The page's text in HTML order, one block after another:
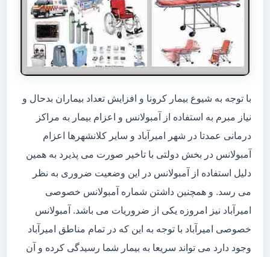
با توجه به شیوع بیمار کرونا و افزایش تعداد بیماران بدحال و
نیاز مبرم به استفاده از آمبولانس و اعزام بیمار به مراکز
درمانی عمدتا در شهر امیرآباد و سایر کلانشهرها اعزام
آمبولانس در بخش دولتی با تاخیر صورت می پذیرد به همین
دلیل استفاده از آمبولانس در این وضعیت ضروری به نظر
می رسد. و همچنین داشتن شماره آمبولانس خصوصی
امیرآباد نیز امروزه یکی از ضروریات می باشد. آمبولانس
خصوصی امیرآباد با توجه به این که در تمام مناطق امیرآباد
وجود دارد می تواند سریعا به بیمار شما رسیدگی کرده و آن